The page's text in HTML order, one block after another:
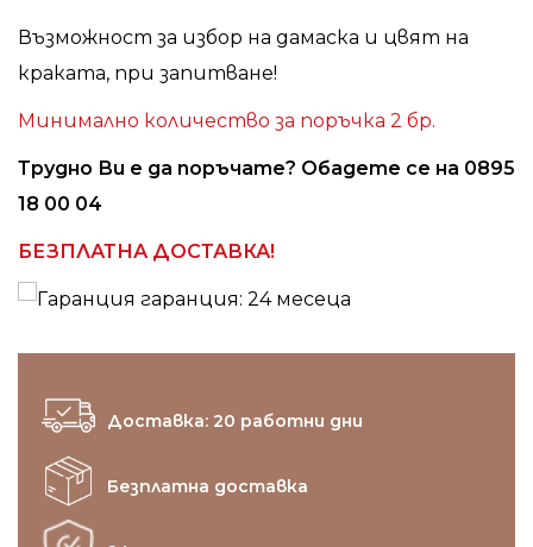
Възможност за избор на дамаска и цвят на
краката, при запитване!
Минимално количество за поръчка 2 бр.
Трудно Ви е да поръчате? Обадете се на 0895
18 00 04
БЕЗПЛАТНА ДОСТАВКА!
гаранция: 24 месеца
Доставка: 20 работни дни
Безплатна доставка